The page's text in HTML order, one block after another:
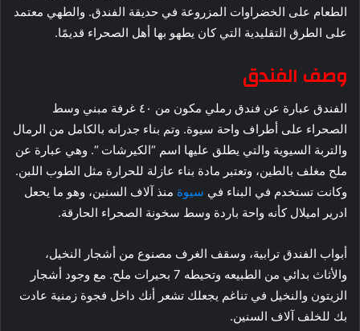
الطعام على الخضراوات المزروعة في حديقة الفندق. والطهي معتمد
على الطرق التقليدية التي كان يطهو بها أهل الصحراء قديمًا.
وصف الفندق
الفندق عبارة عن فندق رملي مكون من ٤٠ غرفة مبني وسط
الصحراء على أطراف واحة سيوة. وتم بناء جدرانه بالكامل من الرمال
والتربة السيوية والتي يطلق عليها اسم “الكيرشات “. وهي عبارة عن
ملح مغلف بالطين، وتعتبر مادة بناء عازلة للحرارة مثل الطوب اللبن.
وكانت تستخدم في البناء في سيوة منذ آلاف السنين، وهو ما يحعل
ادرير اميلال كأنه واحة باردة وسط سخونة الصحراء الحارقة.
أبواب الفندق ترابية، وسقف الغرف مصنوع من أشجار النخيل،
والأثاث بدائي من الطبيعه وتحيطه 7 بحيرات ملح. مع وجود أشجار
الزيتون والنخيل في تناغم يجعلك تشعر أنك داخل فجوة زمنية عادت
بك للخلف آلاف السنين.